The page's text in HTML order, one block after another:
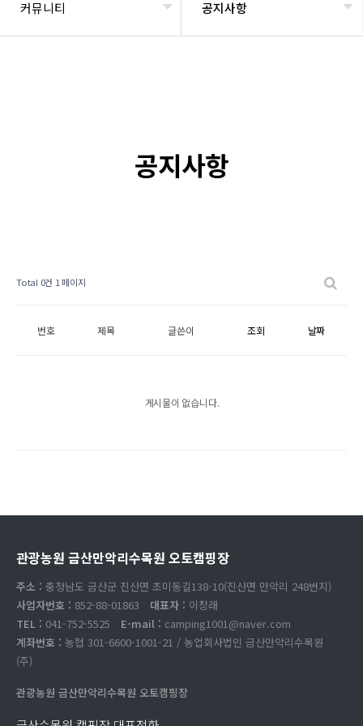
커뮤니티 공지사항
공지사항
Total 0건 1 페이지
번호 제목 글쓴이 조회 날짜
게시물이 없습니다.
관광농원 금산만악리수목원 오토캠핑장
주소 : 충청남도 금산군 진산면 초미동길138-10(진산면 만악리 248번지)
사업자번호 : 852-88-01863 대표자 : 이창래
TEL : 041-752-5525 E-mail : camping1001@naver.com
계좌번호 : 농협 301-6600-1001-21 / 농업회사법인 금산만악리수목원
(주)
관광농원 금산만악리수목원 오토캠핑장